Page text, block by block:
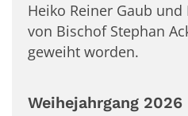
Heiko Reiner Gaub
von Bischof Stephan
geweiht worden.
Weihejahrgang 2026